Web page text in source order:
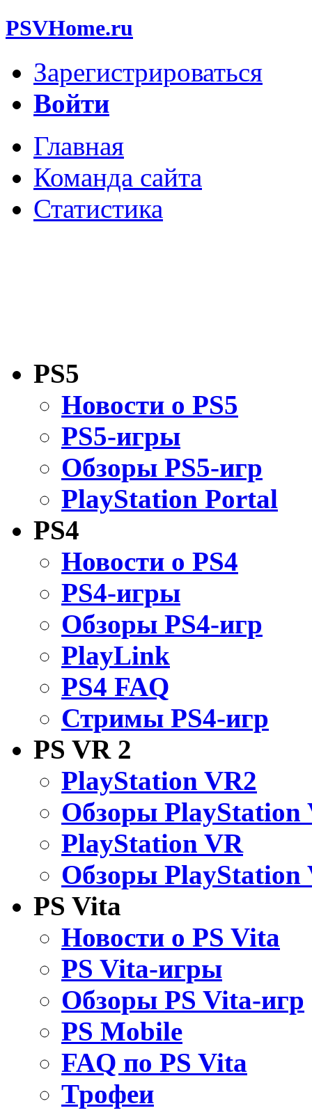
PSVHome.ru
Зарегистрироваться
Войти
Главная
Команда сайта
Статистика
PS5
Новости о PS5
PS5-игры
Обзоры PS5-игр
PlayStation Portal
PS4
Новости о PS4
PS4-игры
Обзоры PS4-игр
PlayLink
PS4 FAQ
Стримы PS4-игр
PS VR 2
PlayStation VR2
Обзоры PlayStation
PlayStation VR
Обзоры PlayStation
PS Vita
Новости о PS Vita
PS Vita-игры
Обзоры PS Vita-игр
PS Mobile
FAQ по PS Vita
Трофеи